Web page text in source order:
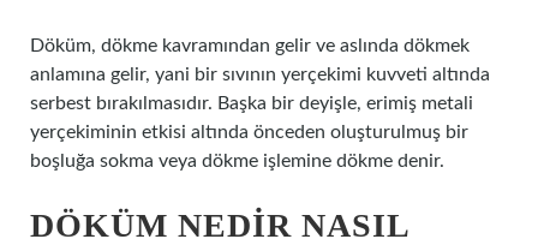
Döküm, dökme kavramından gelir ve aslında dökmek
anlamına gelir, yani bir sıvının yerçekimi kuvveti altında
serbest bırakılmasıdır. Başka bir deyişle, erimiş metali
yerçekiminin etkisi altında önceden oluşturulmuş bir
boşluğa sokma veya dökme işlemine dökme denir.
DÖKÜM NEDIR NASIL